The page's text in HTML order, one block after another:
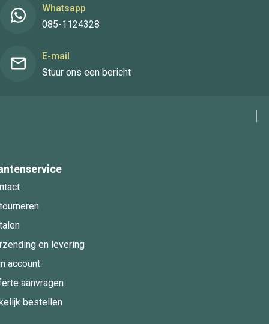
Whatsapp
085-1124328
E-mail
Stuur ons een bericht
en levering
account
aanvragen
bestellen